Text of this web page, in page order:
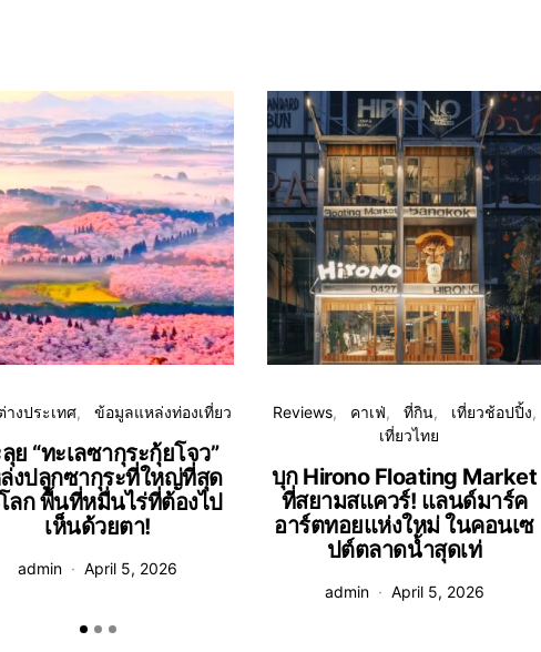
างประเทศ ข้อมูลแหล่งท่องเที่ยว
ย “ทะเลซากุระกุ้ยโจว”
งปลูกซากุระที่ใหญ่ที่สุด
ลก พื้นที่หมื่นไร่ที่ต้องไป
เห็นด้วยตา!
admin April 5, 2026
Reviews คาเฟ่ ที่กิน
เที่ยวช้อปปิ้ง
เที่ยวไทย
บุก Hirono Floating Market
ที่สยามสแควร์! แลนด์มาร์ค
อาร์ตทอยแห่งใหม่ ในคอนเซ
ปต์ตลาดน้ำสุดเท่
admin April 5, 2026